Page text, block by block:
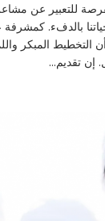
للتعبير عن
بالدفء. كمشرفة
التخطيط المبكر
إن تقديم...